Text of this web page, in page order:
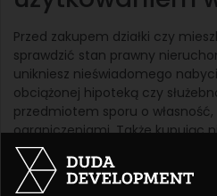
Przed zakupem działki czy
sprawdzić stan prawny
unikniesz nieświadomego
obciążonej hipoteką czy
przedmiotem sporu o
ograniczeniami. Także kupując
przekazanym w użytkowanie
przeanalizować, z czym się to
zrobić?